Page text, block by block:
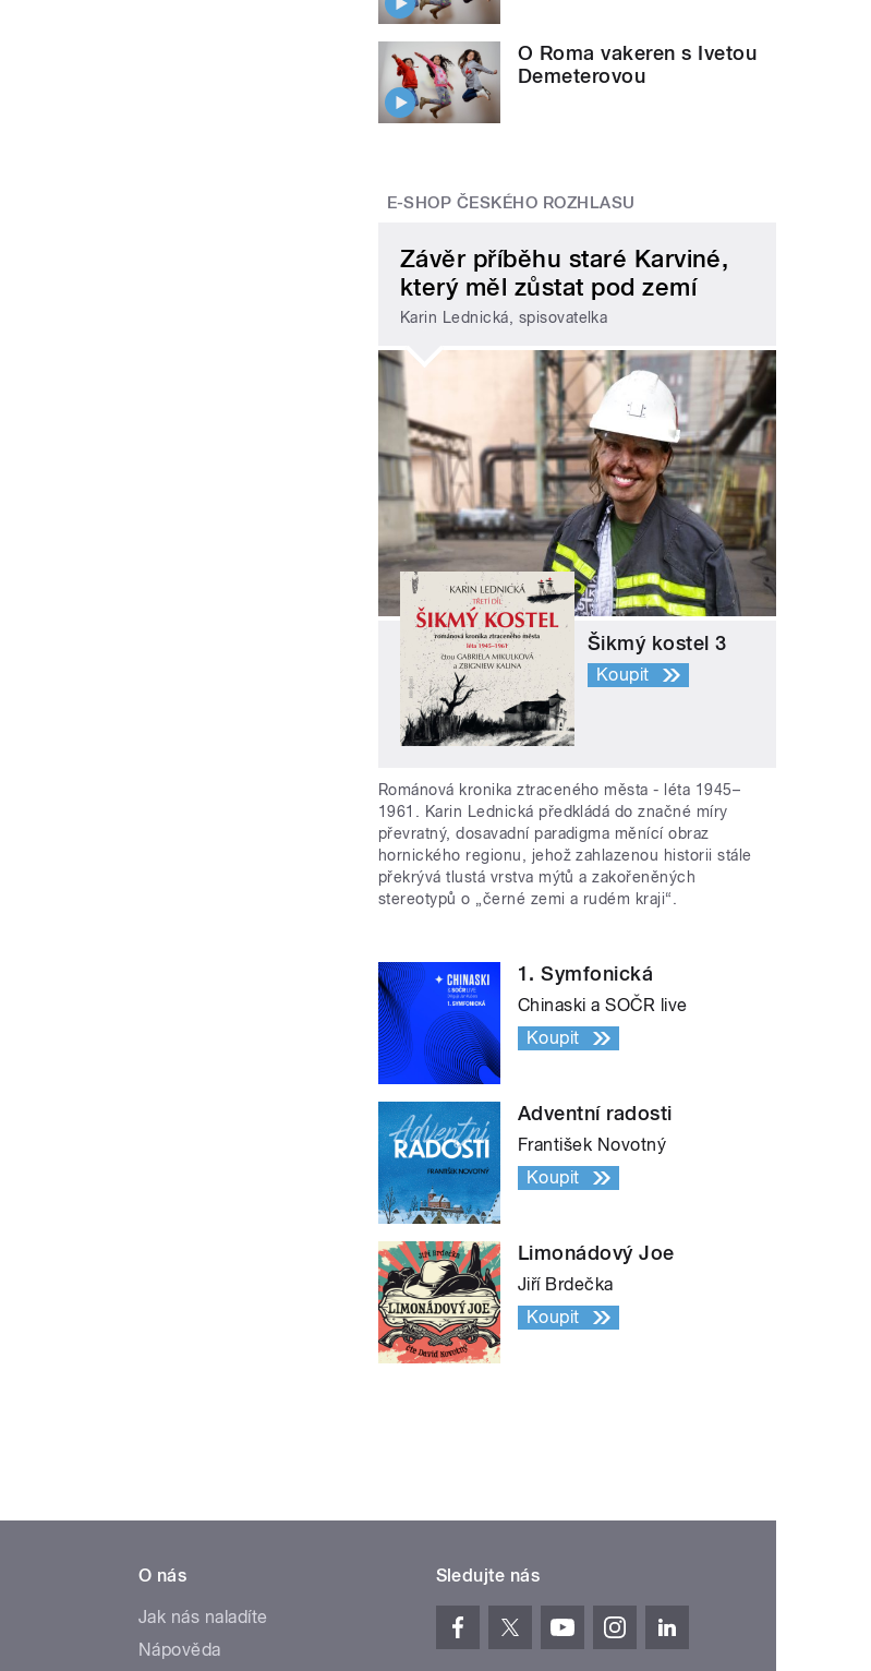
O Roma vakeren s Ivetou
Demeterovou
E-SHOP ČESKÉHO ROZHLASU
Závěr příběhu staré Karviné,
který měl zůstat pod zemí
Karin Lednická, spisovatelka
Šikmý kostel 3
Koupit
Románová kronika ztraceného města - léta 1945–
1961. Karin Lednická předkládá do značné míry
převratný, dosavadní paradigma měnící obraz
hornického regionu, jehož zahlazenou historii stále
překrývá tlustá vrstva mýtů a zakořeněných
stereotypů o „černé zemi a rudém kraji“.
1. Symfonická
Chinaski a SOČR live
Koupit
Adventní radosti
František Novotný
Koupit
Limonádový Joe
Jiří Brdečka
Koupit
O nás
Jak nás naladíte
Nápověda
Sledujte nás